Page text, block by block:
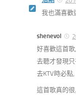
我也滿喜歡
shenevol
好喜歡這首
去聽才發現
去KTV時必點
這首歌真的很